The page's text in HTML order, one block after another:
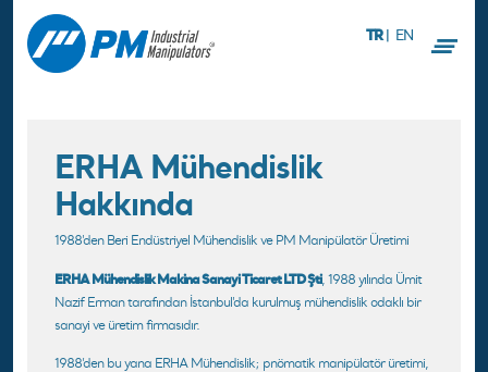
TR| EN
ERHA Mühendislik
Hakkında
1988'den Beri Endüstriyel Mühendislik ve PM Manipülatör Üretimi
ERHA Mühendislik Makina Sanayi Ticaret LTD Şti, 1988 yılında Ümit
Nazif Erman tarafından İstanbul'da kurulmuş mühendislik odaklı bir
sanayi ve üretim firmasıdır.
1988’den bu yana ERHA Mühendislik; pnömatik manipülatör üretimi,